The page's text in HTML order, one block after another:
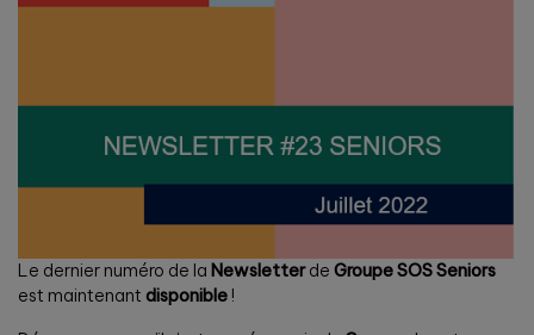
Le dernier numéro de la Newsletterde Groupe SOS Seniors
est maintenant disponible !